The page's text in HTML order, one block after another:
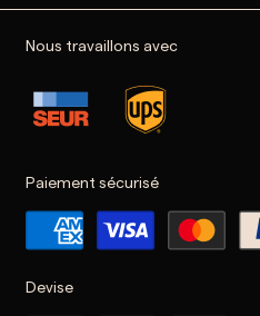
Nous travaillons avec
Paiement sécurisé
Devise